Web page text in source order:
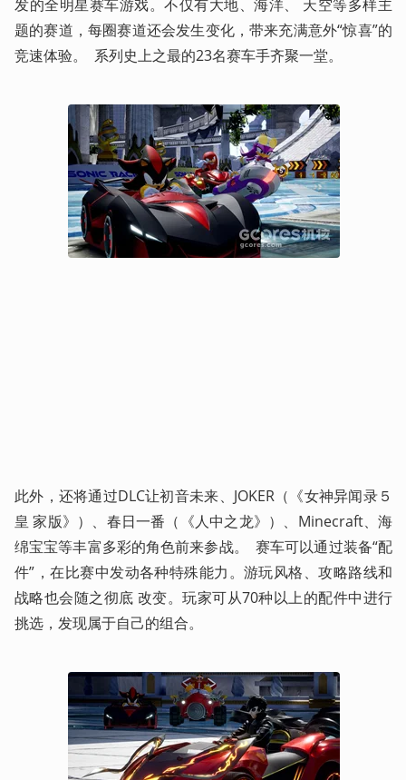
发的全明星赛车游戏。不仅有大地、海洋、 天空等多样主
题的赛道，每圈赛道还会发生变化，带来充满意外“惊喜”的
竞速体验。  系列史上之最的23名赛车手齐聚一堂。
此外，还将通过DLC让初音未来、JOKER（《女神异闻录５
皇 家版》）、春日一番（《人中之龙》）、Minecraft、海
绵宝宝等丰富多彩的角色前来参战。  赛车可以通过装备“配
件”，在比赛中发动各种特殊能力。游玩风格、攻略路线和
战略也会随之彻底 改变。玩家可从70种以上的配件中进行
挑选，发现属于自己的组合。